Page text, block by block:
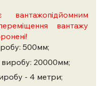
вантажу
500мм;
20000мм;
- 4 метри;